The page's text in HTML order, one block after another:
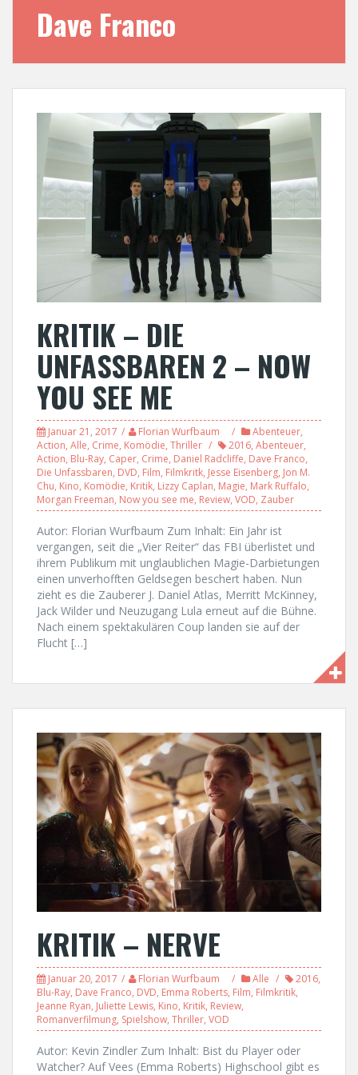
Dave Franco
KRITIK – DIE
UNFASSBAREN 2 – NOW
YOU SEE ME
Januar 21, 2017 Florian Wurfbaum Abenteuer,
Action, Alle, Crime, Komödie, Thriller 2016, Abenteuer,
Action, Blu-Ray, Caper, Crime, Daniel Radcliffe, Dave Franco,
Die Unfassbaren, DVD, Film, Filmkritk, Jesse Eisenberg, Jon M.
Chu, Kino, Komödie, Kritik, Lizzy Caplan, Magie, Mark Ruffalo,
Morgan Freeman, Now you see me, Review, VOD, Zauber
Autor: Florian Wurfbaum Zum Inhalt: Ein Jahr ist
vergangen, seit die „Vier Reiter“ das FBI überlistet und
ihrem Publikum mit unglaublichen Magie-Darbietungen
einen unverhofften Geldsegen beschert haben. Nun
zieht es die Zauberer J. Daniel Atlas, Merritt McKinney,
Jack Wilder und Neuzugang Lula erneut auf die Bühne.
Nach einem spektakulären Coup landen sie auf der
Flucht […]
KRITIK – NERVE
Januar 20, 2017 Florian Wurfbaum Alle 2016,
Blu-Ray, Dave Franco, DVD, Emma Roberts, Film, Filmkritik,
Jeanne Ryan, Juliette Lewis, Kino, Kritik, Review,
Romanverfilmung, Spielshow, Thriller, VOD
Autor: Kevin Zindler Zum Inhalt: Bist du Player oder
Watcher? Auf Vees (Emma Roberts) Highschool gibt es